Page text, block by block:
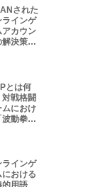
された
ラインゲ
アカウン
解決策
とは何
対戦格闘
ムにおけ
波動拳コ
ラインゲ
における
的用語